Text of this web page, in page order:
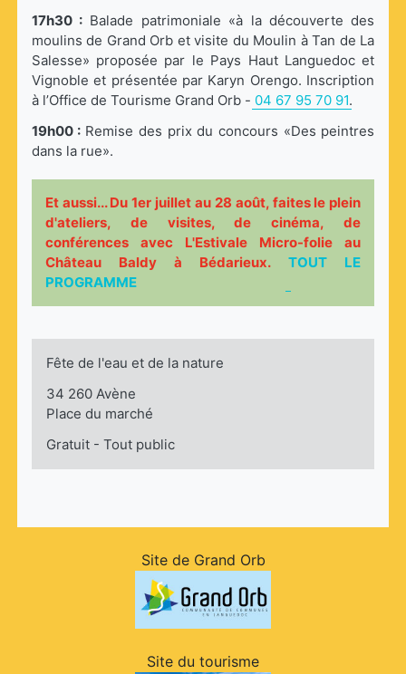
17h30 : Balade patrimoniale «à la découverte des
moulins de Grand Orb et visite du Moulin à Tan de La
Salesse» proposée par le Pays Haut Languedoc et
Vignoble et présentée par Karyn Orengo. Inscription
à l’Office de Tourisme Grand Orb - 04 67 95 70 91.
19h00 : Remise des prix du concours «Des peintres
dans la rue».
Et aussi... Du 1er juillet au 28 août, faites le plein
d'ateliers, de visites, de cinéma, de
conférences avec L'Estivale Micro-folie au
Château Baldy à Bédarieux.TOUT LE
PROGRAMME
Fête de l'eau et de la nature
34 260 Avène
Place du marché
Gratuit - Tout public
Site de Grand Orb
Site du tourisme